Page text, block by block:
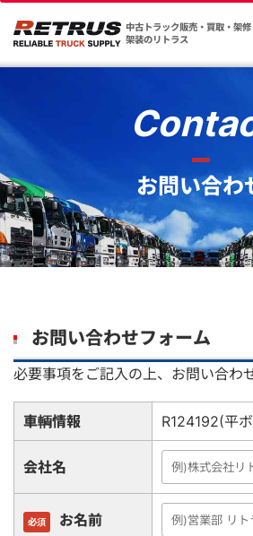
中古トラック販売・買取・架修
架装のリトラス
お問い合わ
お問い合わせフォーム
必要事項をご記入の上、お問い合わ
車輌情報 R124192(平
会社名
必須 お名前